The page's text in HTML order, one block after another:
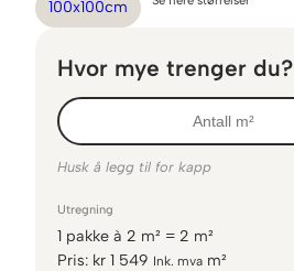
100x100cm
Hvor mye trenger du?
Husk å legg til for kapp
Utregning
1 pakke à 2 m² = 2 m²
Pris: kr 1 549 Ink. mva m²